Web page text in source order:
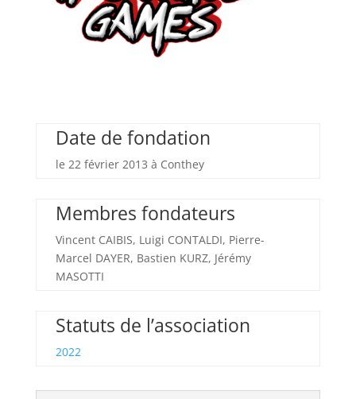
Date de fondation
le 22 février 2013 à Conthey
Membres fondateurs
Vincent CAIBIS, Luigi CONTALDI, Pierre-
Marcel DAYER, Bastien KURZ, Jérémy
MASOTTI
Statuts de l’association
2022